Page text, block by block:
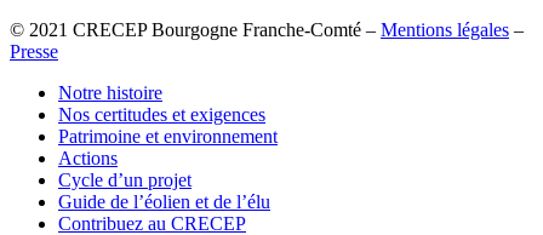
© 2021 CRECEP Bourgogne Franche-Comté – Mentions légales –
Presse
Notre histoire
Nos certitudes et exigences
Patrimoine et environnement
Actions
Cycle d’un projet
Guide de l’éolien et de l’élu
Contribuez au CRECEP